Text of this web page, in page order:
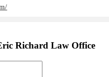
Richard Law Office